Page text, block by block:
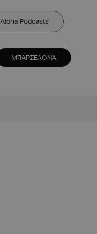
Alpha Podcasts
ΜΠΑΡΣΕΛΟΝΑ